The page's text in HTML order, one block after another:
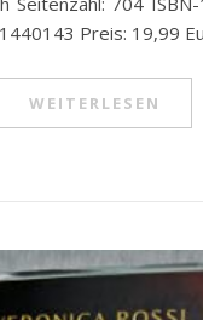
Preis:
WEITERLESEN